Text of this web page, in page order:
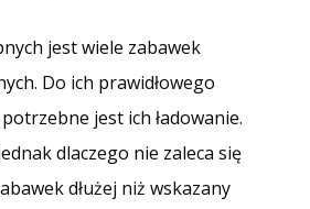
jest wiele zabawek
Do ich prawidłowego
jest ich ładowanie.
dlaczego nie zaleca się
dłużej niż wskazany